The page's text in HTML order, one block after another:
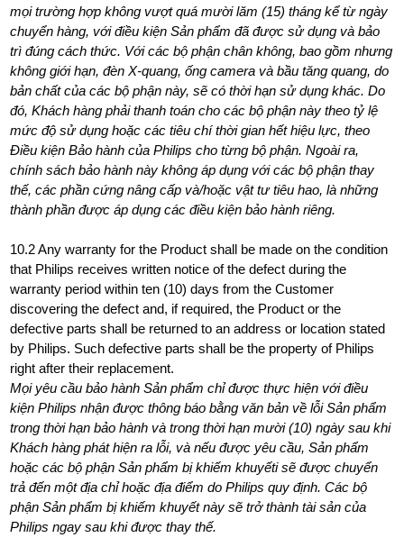
mọi trường hợp không vượt quá mười lăm (15) tháng kể từ ngày
chuyển hàng, với điều kiện Sản phẩm đã được sử dụng và bảo
trì đúng cách thức. Với các bộ phận chân không, bao gồm nhưng
không giới hạn, đèn X-quang, ống camera và bầu tăng quang, do
bản chất của các bộ phận này, sẽ có thời hạn sử dụng khác. Do
đó, Khách hàng phải thanh toán cho các bộ phận này theo tỷ lệ
mức độ sử dụng hoặc các tiêu chí thời gian hết hiệu lực, theo
Điều kiện Bảo hành của Philips cho từng bộ phận. Ngoài ra,
chính sách bảo hành này không áp dụng với các bộ phận thay
thế, các phần cứng nâng cấp và/hoặc vật tư tiêu hao, là những
thành phần được áp dụng các điều kiện bảo hành riêng.
10.2 Any warranty for the Product shall be made on the condition
that Philips receives written notice of the defect during the
warranty period within ten (10) days from the Customer
discovering the defect and, if required, the Product or the
defective parts shall be returned to an address or location stated
by Philips. Such defective parts shall be the property of Philips
right after their replacement.
Mọi yêu cầu bảo hành Sản phẩm chỉ được thực hiện với điều
kiện Philips nhận được thông báo bằng văn bản về lỗi Sản phẩm
trong thời hạn bảo hành và trong thời hạn mười (10) ngày sau khi
Khách hàng phát hiện ra lỗi, và nếu được yêu cầu, Sản phẩm
hoặc các bộ phận Sản phẩm bị khiếm khuyếti sẽ được chuyển
trả đến một địa chỉ hoặc địa điểm do Philips quy định. Các bộ
phận Sản phẩm bị khiếm khuyết này sẽ trở thành tài sản của
Philips ngay sau khi được thay thế.